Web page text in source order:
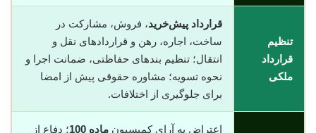
تنظیم
قرارداد
ملکی
قرارداد پیش‌خرید، فروش، مشارکت در
ساخت، اجاره، رهن و قراردادهای نقل و
انتقال؛ تنظیم بندهای حفاظتی، ضمانت اجرا و
نحوه تسویه؛ مشاوره حقوقی پیش از امضا
برای جلوگیری از اختلافات.
اعتراض به آرای کمیسیون ماده 100
؛ دفاع از